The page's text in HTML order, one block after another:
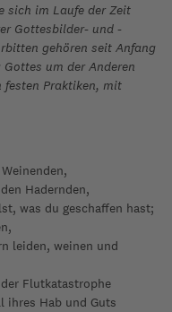
sich im Laufe der Zeit
Gottesbilder- und -
gehören seit Anfang
um der Anderen
festen Praktiken, mit
Hadernden,
was du geschaffen hast;
leiden, weinen und
Flutkatastrophe
ihres Hab und Guts